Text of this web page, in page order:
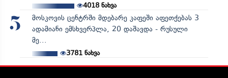
4018ნახვა
5
მოსკოვის ცენტრში მდებარე კაფეში აფეთქებას 3
ადამიანი ემსხვერპლა, 20 დაშავდა - რუსული
მე...
3781ნახვა